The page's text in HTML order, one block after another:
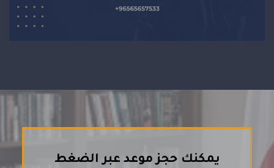
يمكنك حجز موعد عبر الضغط